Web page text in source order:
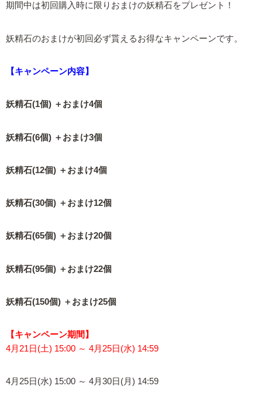
期間中は初回購入時に限りおまけの妖精石をプレゼント！
妖精石のおまけが初回必ず貰えるお得なキャンペーンです。
【キャンペーン内容】
妖精石(1個) ＋おまけ4個
妖精石(6個) ＋おまけ3個
妖精石(12個) ＋おまけ4個
妖精石(30個) ＋おまけ12個
妖精石(65個) ＋おまけ20個
妖精石(95個) ＋おまけ22個
妖精石(150個) ＋おまけ25個
【キャンペーン期間】
4月21日(土) 15:00 ～ 4月25日(水) 14:59
4月25日(水) 15:00 ～ 4月30日(月) 14:59